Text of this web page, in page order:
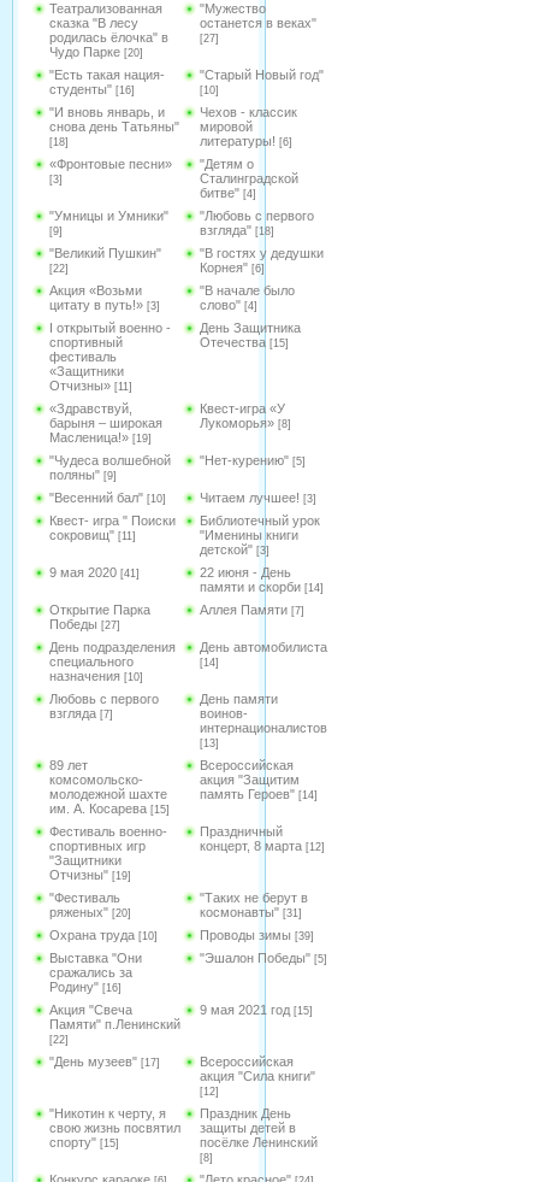
Театрализованная
сказка "В лесу
родилась ёлочка" в
Чудо Парке [20]
"Мужество
останется в веках"
[27]
"Есть такая нация-
студенты" [16]
"Старый Новый год"
[10]
"И вновь январь, и
снова день Татьяны"
[18]
Чехов - классик
мировой
литературы! [6]
«Фронтовые песни»
[3]
"Детям о
Сталинградской
битве" [4]
"Умницы и Умники"
[9]
"Любовь с первого
взгляда" [18]
"Великий Пушкин"
[22]
"В гостях у дедушки
Корнея" [6]
Акция «Возьми
цитату в путь!» [3]
"В начале было
слово" [4]
I открытый военно -
спортивный
фестиваль
«Защитники
Отчизны» [11]
День Защитника
Отечества [15]
«Здравствуй,
барыня – широкая
Масленица!» [19]
Квест-игра «У
Лукоморья» [8]
"Чудеса волшебной
поляны" [9]
"Нет-курению" [5]
"Весенний бал" [10] Читаем лучшее! [3]
Квест- игра " Поиски
сокровищ" [11]
Библиотечный урок
"Именины книги
детской" [3]
9 мая 2020 [41]
22 июня - День
памяти и скорби [14]
Открытие Парка
Победы [27]
Аллея Памяти [7]
День подразделения
специального
назначения [10]
День автомобилиста
[14]
Любовь с первого
взгляда [7]
День памяти
воинов-
интернационалистов
[13]
89 лет
комсомольско-
молодежной шахте
им. А. Косарева [15]
Всероссийская
акция "Защитим
память Героев" [14]
Фестиваль военно-
спортивных игр
"Защитники
Отчизны" [19]
Праздничный
концерт, 8 марта [12]
"Фестиваль
ряженых" [20]
"Таких не берут в
космонавты" [31]
Охрана труда [10] Проводы зимы [39]
Выставка "Они
сражались за
Родину" [16]
"Эшалон Победы" [5]
Акция "Свеча
Памяти" п.Ленинский
[22]
9 мая 2021 год [15]
"День музеев" [17]
Всероссийская
акция "Сила книги"
[12]
"Никотин к черту, я
свою жизнь посвятил
спорту" [15]
Праздник День
защиты детей в
посёлке Ленинский
[8]